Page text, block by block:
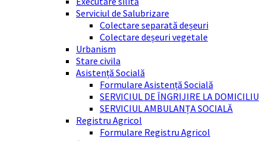
Serviciul de Salubrizare
Colectare separată deșeuri
Colectare deșeuri vegetale
Urbanism
Stare civila
Asistență Socială
Formulare Asistență Socială
SERVICIUL DE ÎNGRIJIRE LA DOMICILIU
SERVICIUL AMBULANȚA SOCIALĂ
Registru Agricol
Formulare Registru Agricol